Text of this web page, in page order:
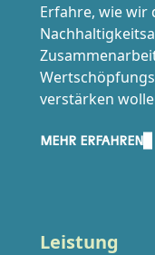
Erfahre, wie wir
verstärken
MEHR ERFAHREN
Leistung